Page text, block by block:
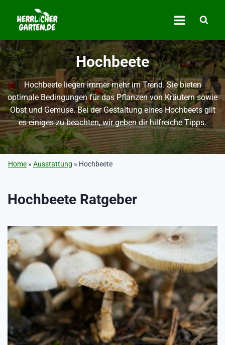
Inhalt
springen
Hochbeete
Hochbeete liegen immer mehr im Trend. Sie bieten
optimale Bedingungen für das Pflanzen von Kräutern sowie
Obst und Gemüse. Bei der Gestaltung eines Hochbeets gilt
es einiges zu beachten, wir geben dir hilfreiche Tipps.
Home » Ausstattung » Hochbeete
Hochbeete Ratgeber